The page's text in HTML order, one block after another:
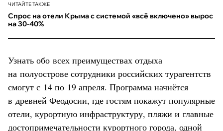
ЧИТАЙТЕ ТАКЖЕ
Спрос на отели Крыма с системой «всё включено» вырос
на 30-40%
Узнать обо всех преимуществах отдыха
на полуострове сотрудники российских турагентств
смогут с 14 по 19 апреля. Программа начнётся
в древней Феодосии, где гостям покажут популярные
отели, курортную инфраструктуру, пляжи и главные
достопримечательности курортного города, одной